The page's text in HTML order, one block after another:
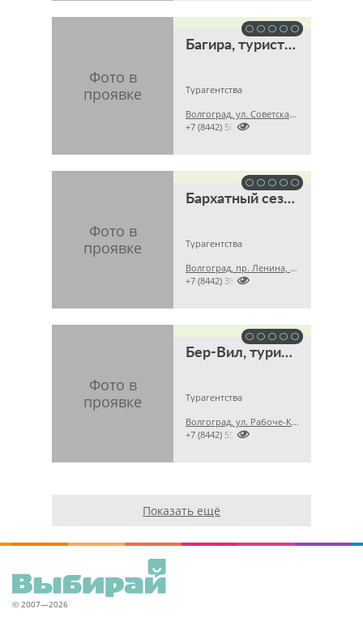
Багира, туристическая фирма, ИП Наумова М.В.
Турагентства
Волгоград, ул. Советская, д. 15

+7 (8442) 504311
Бархатный сезон, туристическое агентство
Турагентства
Волгоград, пр. Ленина, д. 4, оф. 4

+7 (8442) 383604
Бер-Вил, туристическое агентство
Турагентства
Волгоград, ул. Рабоче-Крестьянская, д. 9, оф. 12, 3 этаж

+7 (8442) 551831
Показать ещё
© 2007—2026